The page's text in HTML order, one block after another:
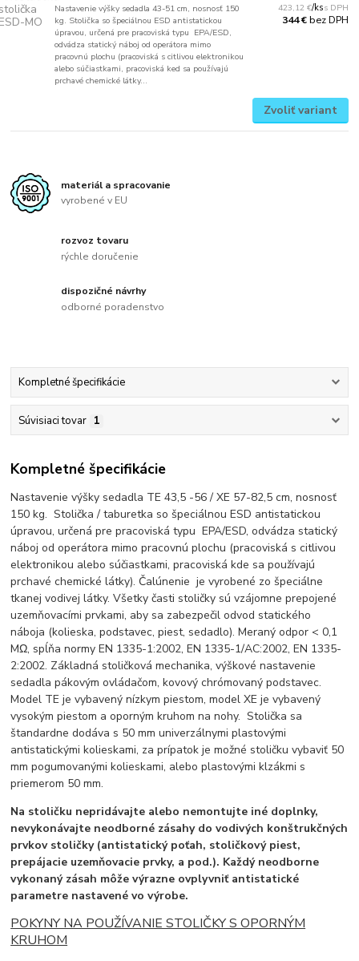
Nastavenie výšky sedadla 43-51 cm, nosnosť 150
kg. Stolička so špeciálnou ESD antistatickou
úpravou, určená pre pracoviská typu EPA/ESD,
odvádza statický náboj od operátora mimo
pracovnú plochu (pracoviská s citlivou elektronikou
alebo súčiastkami, pracoviská ked sa používajú
prchavé chemické látky...
423,12 €/ks
344 €bez DPH
Zvoliť variant
materiál a spracovanie
vyrobené v EU
rozvoz tovaru
rýchle doručenie
dispozičné návrhy
odborné poradenstvo
Kompletné špecifikácie
Súvisiaci tovar 1
Kompletné špecifikácie
Nastavenie výšky sedadla TE 43,5 -56 / XE 57-82,5 cm, nosnosť
150 kg. Stolička / taburetka so špeciálnou ESD antistatickou
úpravou, určená pre pracoviská typu EPA/ESD, odvádza statický
náboj od operátora mimo pracovnú plochu (pracoviská s citlivou
elektronikou alebo súčiastkami, pracoviská kde sa používajú
prchavé chemické látky). Čalúnenie je vyrobené zo špeciálne
tkanej vodivej látky. Všetky časti stoličky sú vzájomne prepojené
uzemňovacími prvkami, aby sa zabezpečil odvod statického
náboja (kolieska, podstavec, piest, sedadlo). Meraný odpor < 0,1
MΩ, spĺňa normy EN 1335-1:2002, EN 1335-1/AC:2002, EN 1335-
2:2002. Základná stoličková mechanika, výškové nastavenie
sedadla pákovým ovládačom, kovový chrómovaný podstavec.
Model TE je vybavený nízkym piestom, model XE je vybavený
vysokým piestom a oporným kruhom na nohy. Stolička sa
štandardne dodáva s 50 mm univerzálnymi plastovými
antistatickými kolieskami, za prípatok je možné stoličku vybaviť 50
mm pogumovanými kolieskami, alebo plastovými klzákmi s
priemerom 50 mm.
Na stoličku nepridávajte alebo nemontujte iné doplnky,
nevykonávajte neodborné zásahy do vodivých konštrukčných
prvkov stoličky (antistatický poťah, stoličkový piest,
prepájacie uzemňovacie prvky, a pod.). Každý neodborne
vykonaný zásah môže výrazne ovplyvniť antistatické
parametre nastavené vo výrobe.
POKYNY NA POUŽÍVANIE STOLIČKY S OPORNÝM
KRUHOM